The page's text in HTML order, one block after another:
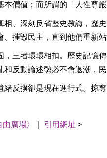
價值；而所謂的「人性尊
相、深刻反省歷史教誨，歷
摧毀民主，直到他們重新站
，三者環環相扣。歷史記憶
反動論述勢必不會退潮，民
緒反撲卻是現在進行式。掠
廣場〉 引用網址 >